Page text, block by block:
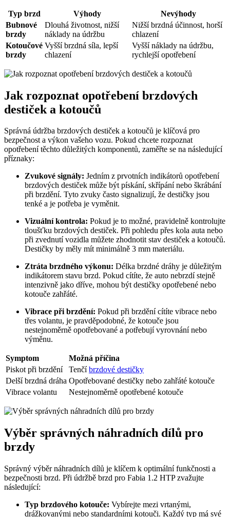
Typ brzd Výhody
Nevýhody
Bubnové
brzdy
Dlouhá životnost, nižší
náklady na údržbu
Nižší brzdná účinnost, horší
chlazení
Kotoučové
brzdy
Vyšší brzdná síla, lepší
chlazení
Vyšší náklady na údržbu,
rychlejší opotřebení
Jak rozpoznat opotřebení brzdových
destiček a kotoučů
Správná údržba brzdových destiček a kotoučů je klíčová pro
bezpečnost a výkon vašeho vozu. Pokud chcete rozpoznat
opotřebení těchto důležitých komponentů, zaměřte se na následující
příznaky:
Zvukové signály: Jedním z prvotních indikátorů opotřebení
brzdových destiček může být pískání, skřípání nebo škrábání
při brzdění. Tyto zvuky často signalizují, že destičky jsou
tenké a je potřeba je vyměnit.
Vizuální kontrola: Pokud je to možné, pravidelně kontrolujte
tloušťku brzdových destiček. Při pohledu přes kola auta nebo
při zvednutí vozidla můžete zhodnotit stav destiček a kotoučů.
Destičky by měly mít minimálně 3 mm materiálu.
Ztráta brzdného výkonu: Délka brzdné dráhy je důležitým
indikátorem stavu brzd. Pokud cítíte, že auto nebrzdí stejně
intenzivně jako dříve, mohou být destičky opotřebené nebo
kotouče zahřáté.
Vibrace při brzdění: Pokud při brzdění cítíte vibrace nebo
třes volantu, je pravděpodobné, že kotouče jsou
nestejnoměrně opotřebované a potřebují vyrovnání nebo
výměnu.
Symptom
Možná příčina
Piskot při brzdění
Tenčíbrzdové destičky
Delší brzdná dráha Opotřebované destičky nebo zahřáté kotouče
Vibrace volantu
Nestejnoměrně opotřebené kotouče
Výběr správných náhradních dílů pro
brzdy
Správný výběr náhradních dílů je klíčem k optimální funkčnosti a
bezpečnosti brzd. Při údržbě brzd pro Fabia 1.2 HTP zvažujte
následující:
Typ brzdového kotouče: Vybírejte mezi vrtanými,
drážkovanými nebo standardními kotouči. Každý typ má své